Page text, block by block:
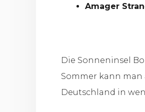
Amager
Die Sonneninsel
Sommer kann man
Deutschland in